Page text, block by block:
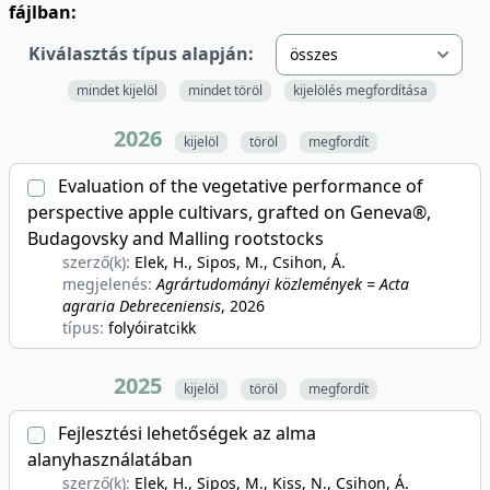
fájlban:
Kiválasztás típus alapján:
mindet kijelöl mindet töröl kijelölés megfordítása
2026 kijelöl töröl megfordít
Evaluation of the vegetative performance of
perspective apple cultivars, grafted on Geneva®,
Budagovsky and Malling rootstocks
szerző(k): Elek, H., Sipos, M., Csihon, Á.
megjelenés:Agrártudományi közlemények = Acta
agraria Debreceniensis, 2026
típus: folyóiratcikk
2025 kijelöl töröl megfordít
Fejlesztési lehetőségek az alma
alanyhasználatában
szerző(k): Elek, H., Sipos, M., Kiss, N., Csihon, Á.